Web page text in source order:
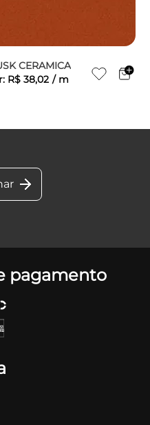
CERAMICA
R$ 38,02 / m
pagamento